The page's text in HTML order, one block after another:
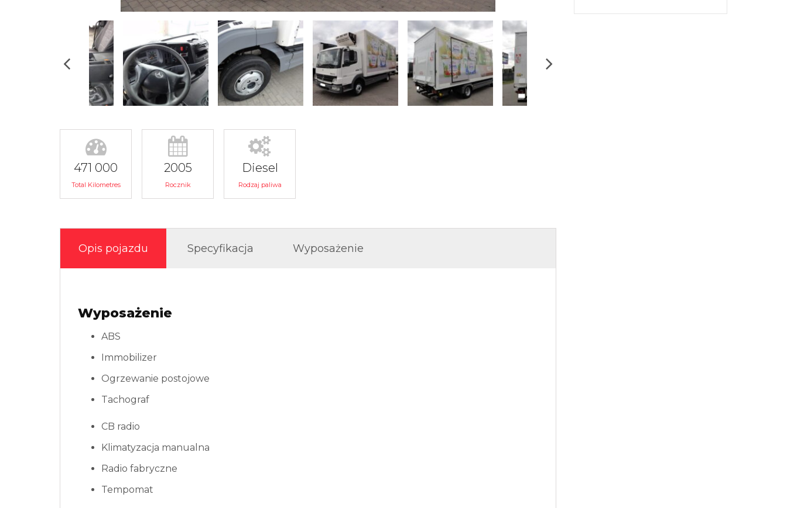
471 000
Total Kilometres
2005
Rocznik
Diesel
Rodzaj paliwa
Opis pojazdu Specyfikacja Wyposażenie
Wyposażenie
ABS
Immobilizer
Ogrzewanie postojowe
Tachograf
CB radio
Klimatyzacja manualna
Radio fabryczne
Tempomat